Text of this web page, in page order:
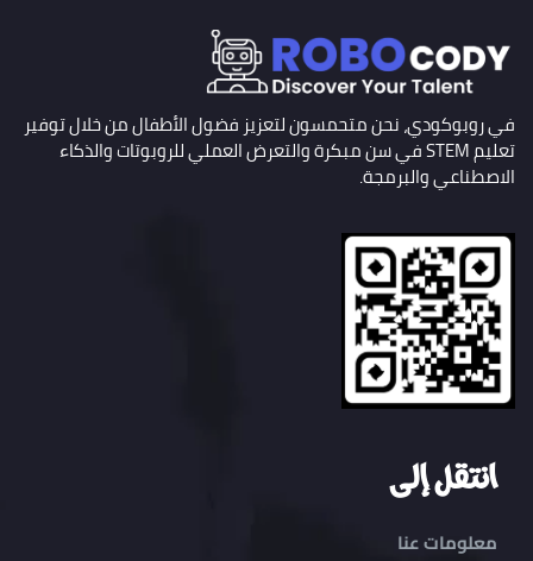
في روبوكودي، نحن متحمسون لتعزيز فضول الأطفال من خلال توفير
تعليم STEM في سن مبكرة والتعرض العملي للروبوتات والذكاء
الاصطناعي والبرمجة.
انتقل إلى
معلومات عنا